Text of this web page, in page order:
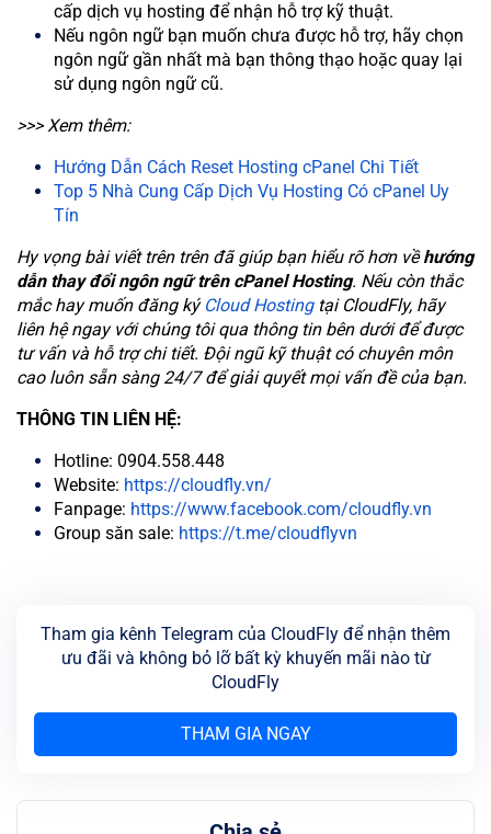
cấp dịch vụ hosting để nhận hỗ trợ kỹ thuật.
Nếu ngôn ngữ bạn muốn chưa được hỗ trợ, hãy chọn
ngôn ngữ gần nhất mà bạn thông thạo hoặc quay lại
sử dụng ngôn ngữ cũ.
>>> Xem thêm:
Hướng Dẫn Cách Reset Hosting cPanel Chi Tiết
Top 5 Nhà Cung Cấp Dịch Vụ Hosting Có cPanel Uy
Tín
Hy vọng bài viết trên trên đã giúp bạn hiểu rõ hơn vềhướng
dẫn thay đổi ngôn ngữ trên cPanel Hosting. Nếu còn thắc
mắc hay muốn đăng ký Cloud Hostingtại CloudFly, hãy
liên hệ ngay với chúng tôi qua thông tin bên dưới để được
tư vấn và hỗ trợ chi tiết. Đội ngũ kỹ thuật có chuyên môn
cao luôn sẵn sàng 24/7 để giải quyết mọi vấn đề của bạn.
THÔNG TIN LIÊN HỆ:
Hotline: 0904.558.448
Website: https://cloudfly.vn/
Fanpage: https://www.facebook.com/cloudfly.vn
Group săn sale: https://t.me/cloudflyvn
Tham gia kênh Telegram của CloudFly để nhận thêm
ưu đãi và không bỏ lỡ bất kỳ khuyến mãi nào từ
CloudFly
THAM GIA NGAY